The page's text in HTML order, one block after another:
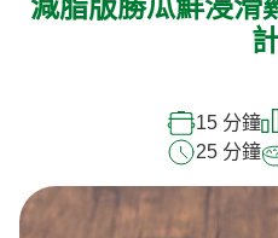
減脂版勝瓜鮮浸滑
15 分鐘
25 分鐘